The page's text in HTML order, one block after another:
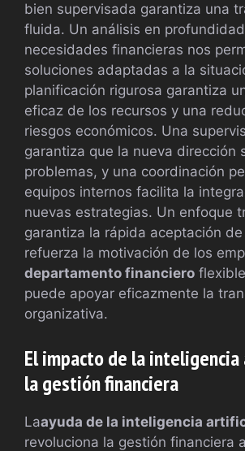
bien supervisada garantiza una
fluida. Un análisis en
necesidades financieras nos
soluciones adaptadas a la
planificación rigurosa garantiza
eficaz de los recursos y una
riesgos económicos. Una
garantiza que la nueva dirección
problemas, y una coordinación
equipos internos facilita la
nuevas estrategias. Un enfoque
garantiza la rápida aceptación
refuerza la motivación de los
departamento financiero
puede apoyar eficazmente la
organizativa.
El impacto de la
la gestión financiera
Laayuda de la inteligencia
revoluciona la gestión financiera